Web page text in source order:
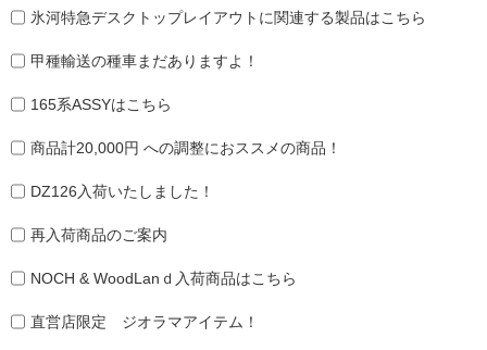
氷河特急デスクトップレイアウトに関連する製品はこちら
甲種輸送の種車まだありますよ！
165系ASSYはこちら
商品計20,000円 への調整におススメの商品！
DZ126入荷いたしました！
再入荷商品のご案内
NOCH & WoodLanｄ入荷商品はこちら
直営店限定 ジオラマアイテム！